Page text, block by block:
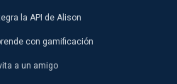
la API de Alison
con gamificación
a un amigo